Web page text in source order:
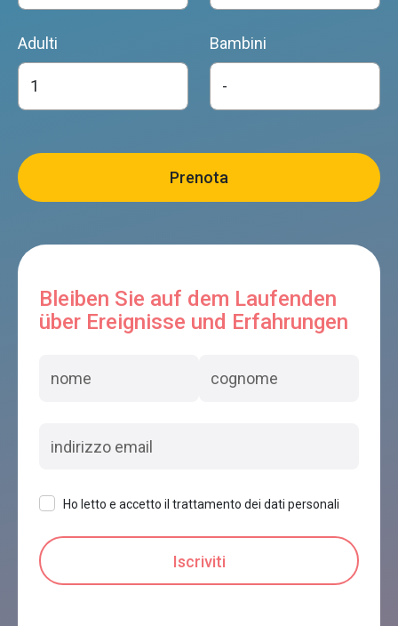
Adulti Bambini
Bleiben Sie auf dem Laufenden
über Ereignisse und Erfahrungen
Ho letto e accetto il trattamento dei dati personali